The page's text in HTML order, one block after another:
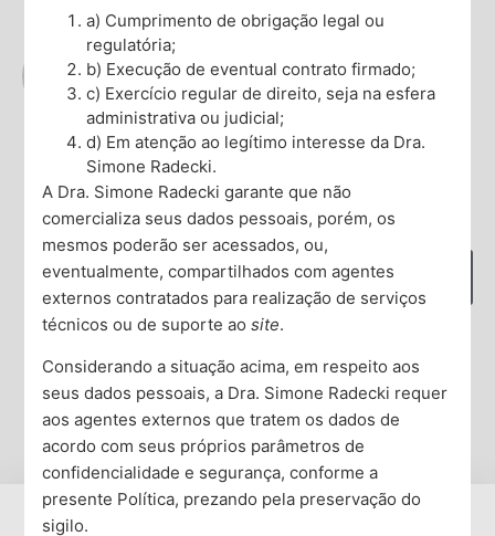
Dra. Simone Radecki
Ver todos os artigos
O que deseja encontrar?
Compartilhe
a) Cumprimento de obrigação legal ou
regulatória;
b) Execução de eventual contrato firmado;
c) Exercício regular de direito, seja na esfera
administrativa ou judicial;
d) Em atenção ao legítimo interesse da Dra.
Simone Radecki.
A Dra. Simone Radecki garante que não
comercializa seus dados pessoais, porém, os
mesmos poderão ser acessados, ou,
eventualmente, compartilhados com agentes
externos contratados para realização de serviços
técnicos ou de suporte aosite.
Considerando a situação acima, em respeito aos
seus dados pessoais, a Dra. Simone Radecki requer
aos agentes externos que tratem os dados de
acordo com seus próprios parâmetros de
confidencialidade e segurança, conforme a
presente Política, prezando pela preservação do
sigilo.